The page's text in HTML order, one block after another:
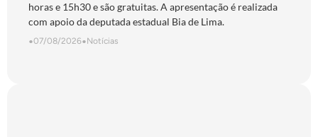
horas e 15h30 e são gratuitas. A apresentação é realizada
com apoio da deputada estadual Bia de Lima.
•07/08/2026•Notícias